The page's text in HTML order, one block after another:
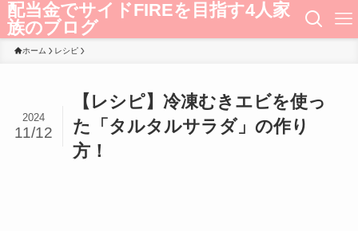
配当金でサイドFIREを目指す4人家
族のブログ
ホーム レシピ
【レシピ】冷凍むきエビを使っ
た「タルタルサラダ」の作り
方！
2024
11/12